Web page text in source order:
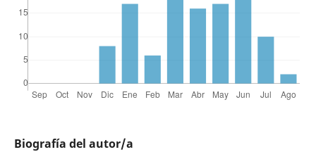
Biografía del autor/a